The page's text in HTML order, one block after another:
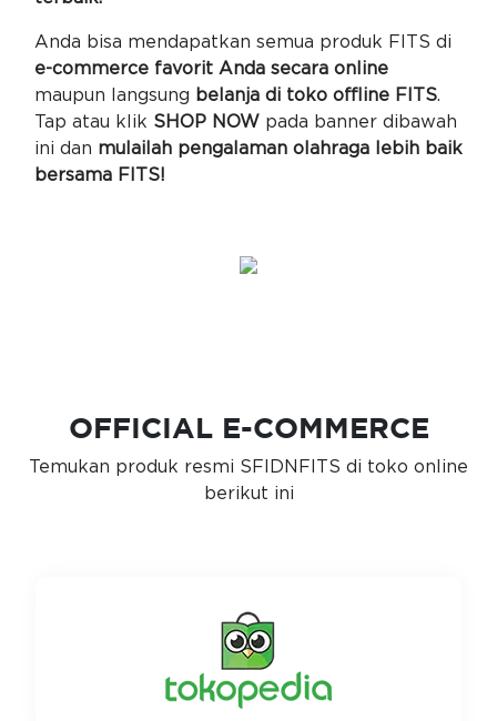
Anda bisa mendapatkan semua produk FITS di
e-commerce favorit Anda secara online
maupun langsung belanja di toko offline FITS.
Tap atau klik SHOP NOW pada banner dibawah
ini dan mulailah pengalaman olahraga lebih baik
bersama FITS!
OFFICIAL E-COMMERCE
Temukan produk resmi SFIDNFITS di toko online
berikut ini